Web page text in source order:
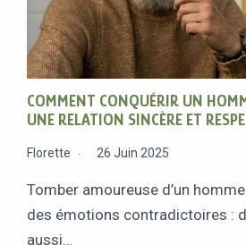
COMMENT CONQUÉRIR UN
UNE RELATION SINCÈRE ET
Florette 26 Juin 2025
Tomber amoureuse d’un
des émotions contradictoires :
aussi…